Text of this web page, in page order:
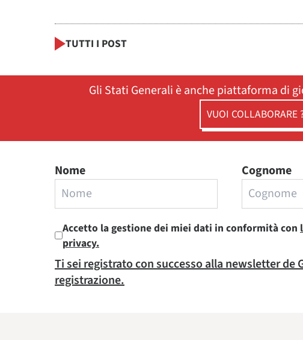
TUTTI I POST
Gli Stati Generali è anche piattaforma di
VUOI COLLABORARE
Nome Cognome
Accetto la gestione dei miei dati in conformità con
privacy.
Ti sei registrato con successo alla newsletter
registrazione.